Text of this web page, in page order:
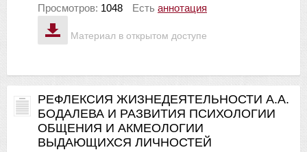
Материал в открытом доступе
Просмотров: 1048 Есть аннотация
РЕФЛЕКСИЯ ЖИЗНЕДЕЯТЕЛЬНОСТИ А.А.
БОДАЛЕВА И РАЗВИТИЯ ПСИХОЛОГИИ
ОБЩЕНИЯ И АКМЕОЛОГИИ
ВЫДАЮЩИХСЯ ЛИЧНОСТЕЙ